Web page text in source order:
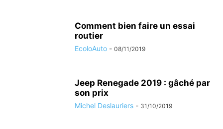
Comment bien faire un essai
routier
EcoloAuto - 08/11/2019
Jeep Renegade 2019 : gâché par
son prix
Michel Deslauriers - 31/10/2019